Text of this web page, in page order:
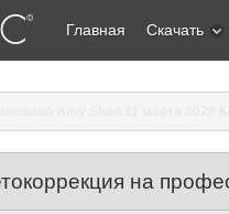
Главная Скачать
на